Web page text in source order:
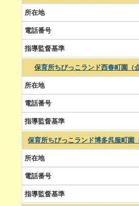
保育所ちびっこランド西春町園（
保育所ちびっこランド博多呉服町園